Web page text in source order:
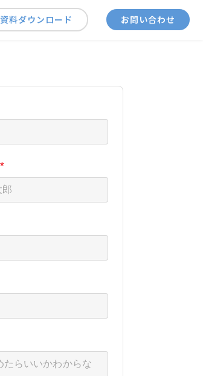
資料ダウンロード お問い合わせ